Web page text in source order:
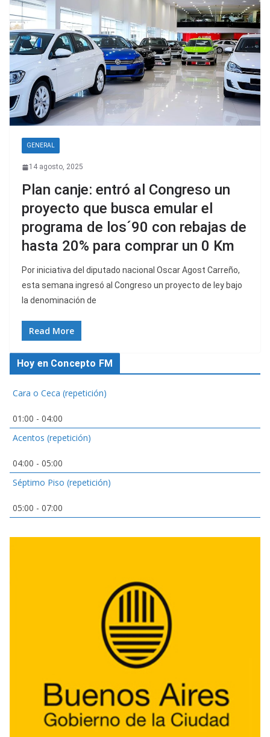
GENERAL
14 agosto, 2025
Plan canje: entró al Congreso un
proyecto que busca emular el
programa de los´90 con rebajas de
hasta 20% para comprar un 0 Km
Por iniciativa del diputado nacional Oscar Agost Carreño,
esta semana ingresó al Congreso un proyecto de ley bajo
la denominación de
Read More
Hoy en Concepto FM
Cara o Ceca (repetición)
01:00 - 04:00
Acentos (repetición)
04:00 - 05:00
Séptimo Piso (repetición)
05:00 - 07:00